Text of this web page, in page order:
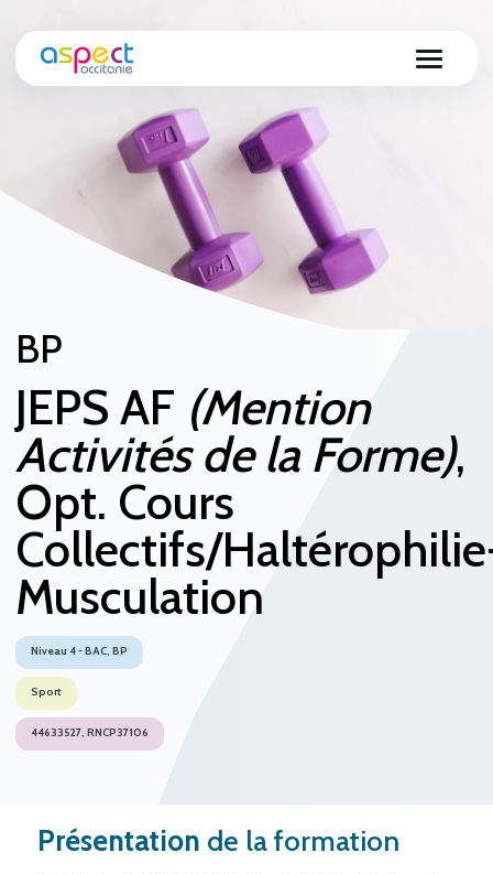
JEPS AF (Mention
Activités de la Forme),
Opt. Cours
Collectifs/
Musculation
BP
Niveau 4 - BAC, BP
Sport
44633527, RNCP37106
Présentation de la formation